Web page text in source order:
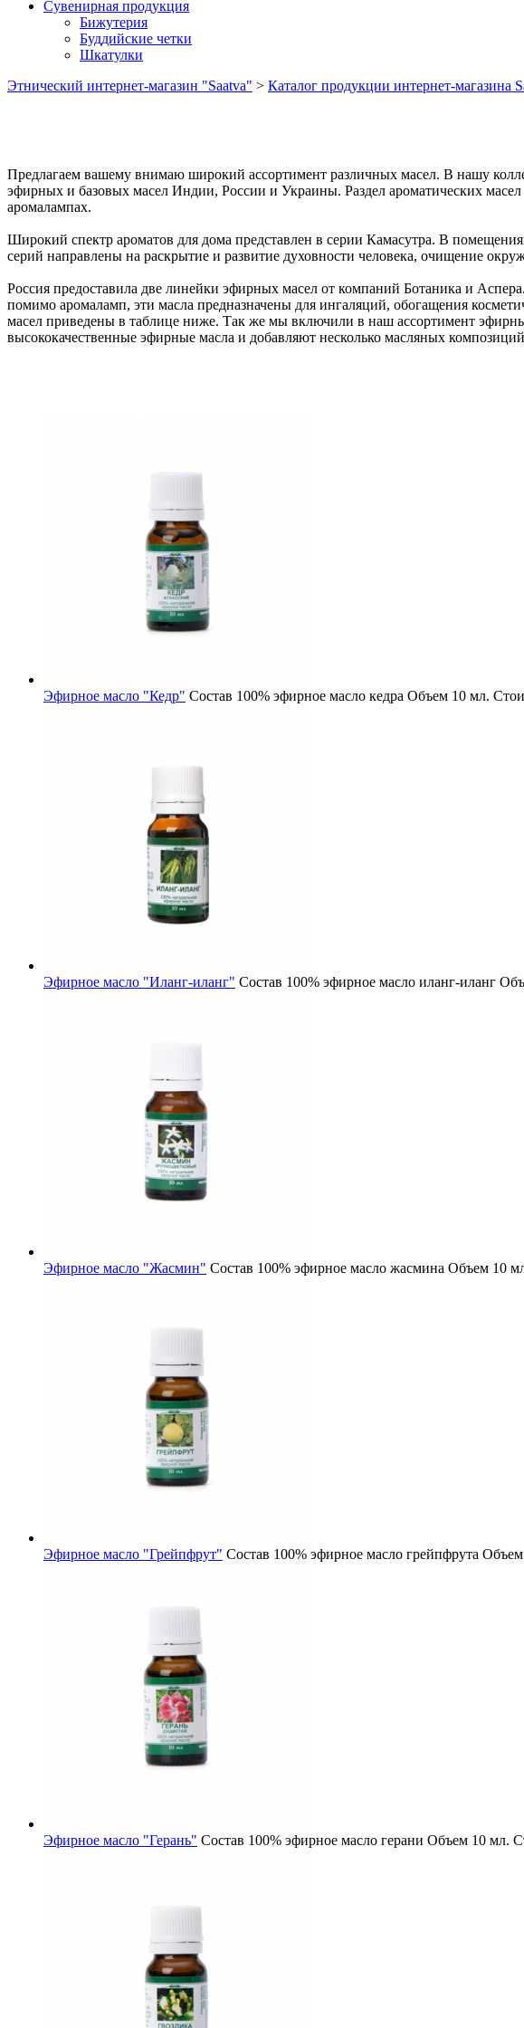
Сувенирная продукция
Бижутерия
Буддийские четки
Шкатулки
Этнический интернет-магазин "Saatva" > Каталог продукции интернет-магазина
Предлагаем вашему внимаю широкий ассортимент различных масел. В нашу
эфирных и базовых масел Индии, России и Украины. Раздел ароматических
аромалампах.
Широкий спектр ароматов для дома представлен в серии Камасутра. В
серий направлены на раскрытие и развитие духовности человека, очищение
Россия предоставила две линейки эфирных масел от компаний Ботаника и
помимо аромаламп, эти масла предназначены для ингаляций, обогащения
масел приведены в таблице ниже. Так же мы включили в наш ассортимент
высококачественные эфирные масла и добавляют несколько масляных
Эфирное масло "Кедр" Состав 100% эфирное масло кедра Объем 10 мл.
Эфирное масло "Иланг-иланг" Состав 100% эфирное масло иланг-иланг
Эфирное масло "Жасмин" Состав 100% эфирное масло жасмина Объем 10
Эфирное масло "Грейпфрут" Состав 100% эфирное масло грейпфрута Объем
Эфирное масло "Герань" Состав 100% эфирное масло герани Объем 10 мл.